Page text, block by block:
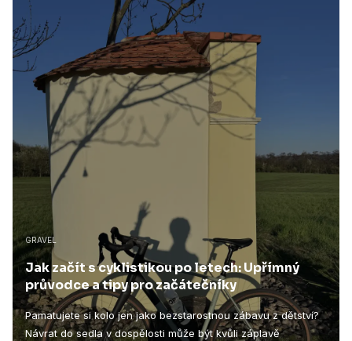
GRAVEL
Jak začít s cyklistikou po letech: Upřímný
průvodce a tipy pro začátečníky
Pamatujete si kolo jen jako bezstarostnou zábavu z dětství?
Návrat do sedla v dospělosti může být kvůli záplavě